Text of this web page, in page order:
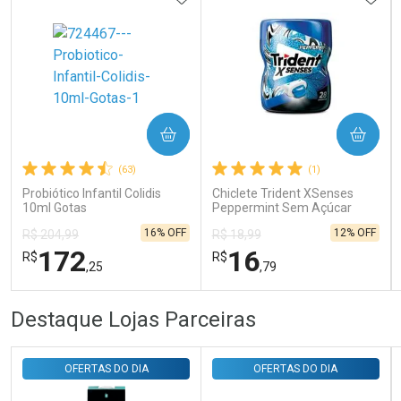
Comprar sem Desconto
Por R$ 143,94/cada
Comprar sem Desconto
Por R$ 143,94/cada
(63)
Probiótico Infantil Colidis
10ml Gotas
R$ 204,99
R$172,25
16% OFF
COMPRAR
FECHAR
Laboratório
FECHAR
Por Menos
(1)
Chiclete Trident XSenses
Peppermint Sem Açúcar
R$ 18,99
R$16,79
12% OFF
COMPRAR
Por Menos
Destaque Lojas Parceiras
OFERTAS DO DIA OFERTAS DO DIA